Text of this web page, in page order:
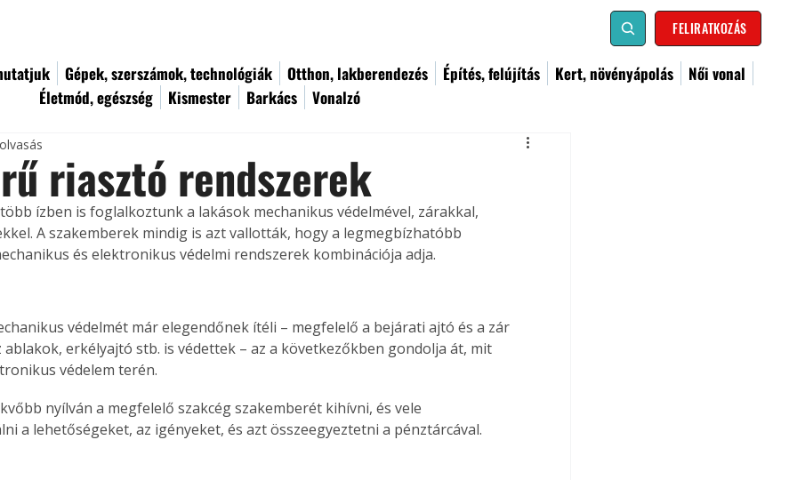
FELIRATKOZÁS
Gépek, szerszámok, technológiák Otthon, lakberendezés Építés, felújítás Kert, növényápolás
Női vonal
Életmód, egészség
Kismester Barkács Vonalzó
riasztó rendszerek
ízben is foglalkoztunk a lakások mechanikus védelmével, zárakkal,
A szakemberek mindig is azt vallották, hogy a legmegbízhatóbb
és elektronikus védelmi rendszerek kombinációja adja.
védelmét már elegendőnek ítéli – megfelelő a bejárati ajtó és a zár
ablakok, erkélyajtó stb. is védettek – az a következőkben gondolja át, mit
védelem terén.
nyílván a megfelelő szakcég szakemberét kihívni, és vele
a lehetőségeket, az igényeket, és azt összeegyeztetni a pénztárcával.